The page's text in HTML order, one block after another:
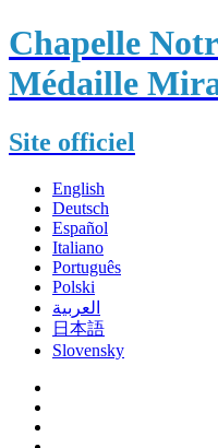
Chapelle
Médaille
Site officiel
English
Deutsch
Español
Italiano
Português
Polski
العربية
日本語
Slovensky